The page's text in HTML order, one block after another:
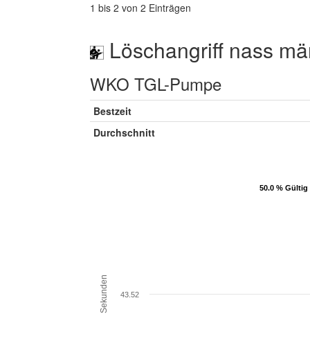
1 bis 2 von 2 Einträgen
Löschangriff nass
WKO TGL-Pumpe
Bestzeit
Durchschnitt
50.0 % Gültig
50.0 % Gültig
Sekunden 43.52